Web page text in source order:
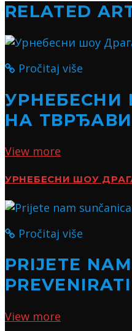
RELATED
Pročitaj više
НА
View more
УРНЕБЕСНИ ШОУ
Pročitaj više
PRIJETE
PREVENIRATI
View more